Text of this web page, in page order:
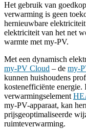
Het gebruik van
verwarming is geen
hernieuwbare
elektriciteit van het net
warmte met my-PV.
Met een dynamisch
my-PV Cloud – de my-
kunnen huishoudens
kostenefficiënte
verwarmingselement
my-PV-apparaat, kan
prijsgeoptimaliseerde
ruimteverwarming.